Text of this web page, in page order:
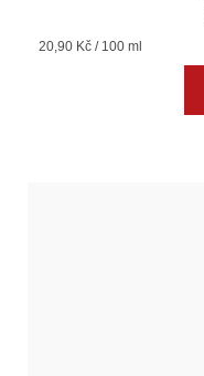
Měrná
20,90 Kč / 100 ml